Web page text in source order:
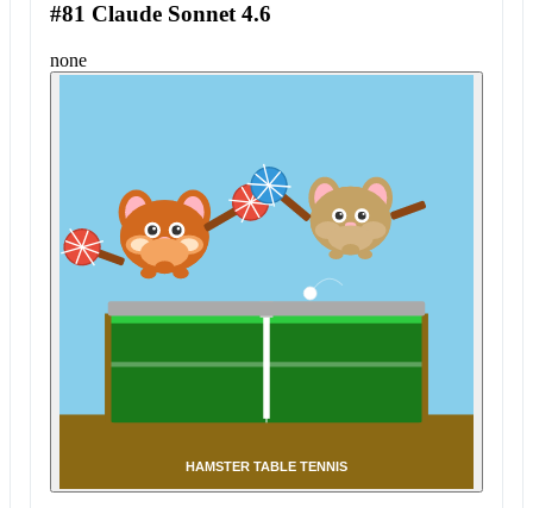
#81 Claude Sonnet 4.6
none